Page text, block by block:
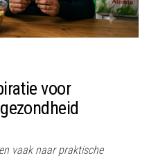
voor
vaak naar praktische